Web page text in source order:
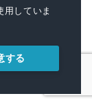
していま
する
に出展しまし